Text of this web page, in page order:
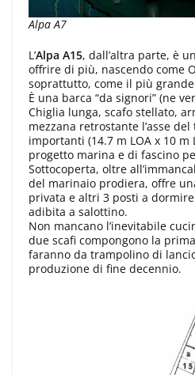
Alpa A7
L’Alpa A15, dall’altra parte, è
offrire di più, nascendo come
soprattutto, come il più grande
È una barca “da signori” (ne
Chiglia lunga, scafo stellato,
mezzana retrostante l’asse
importanti (14.7 m LOA x 10 m
progetto marina e di fascino
Sottocoperta, oltre
del marinaio prodiera, offre
privata e altri 3 posti a
adibita a salottino.
Non mancano l’inevitabile
due scafi compongono la
faranno da trampolino di
produzione di fine decennio.